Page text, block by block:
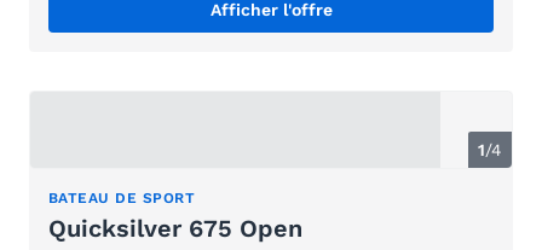
Afficher l'offre
1/4
BATEAU DE SPORT
Quicksilver 675 Open